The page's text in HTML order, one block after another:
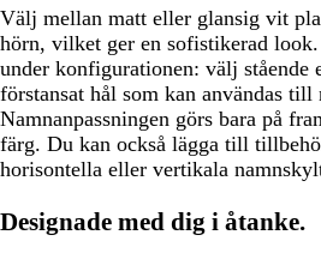
Välj mellan matt eller glansig vit
hörn, vilket ger en sofistikerad
under konfigurationen: välj stående
förstansat hål som kan användas
Namnanpassningen görs bara på
färg. Du kan också lägga till
horisontella eller vertikala
Designade med dig i åtanke.